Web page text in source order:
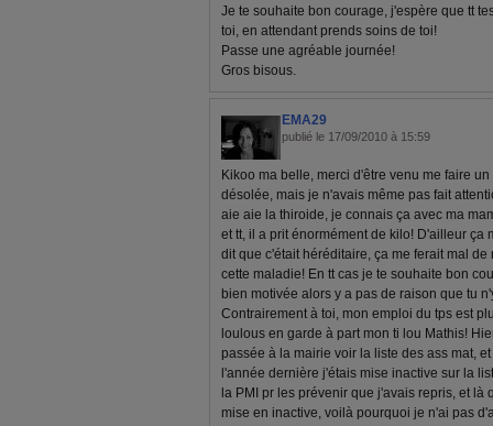
Je te souhaite bon courage, j'espère que tt
toi, en attendant prends soins de toi!
Passe une agréable journée!
Gros bisous.
EMA29
publié le 17/09/2010 à 15:59
Kikoo ma belle, merci d'être venu me faire
désolée, mais je n'avais même pas fait
aie aie la thiroide, je connais ça avec ma
et tt, il a prit énormément de kilo! D'ailleur ça
dit que c'était héréditaire, ça me ferait mal
cette maladie! En tt cas je te souhaite bon
bien motivée alors y a pas de raison que tu
Contrairement à toi, mon emploi du tps est
loulous en garde à part mon ti lou Mathis!
passée à la mairie voir la liste des ass mat,
l'année dernière j'étais mise inactive sur la
la PMI pr les prévenir que j'avais repris, et là
mise en inactive, voilà pourquoi je n'ai pas